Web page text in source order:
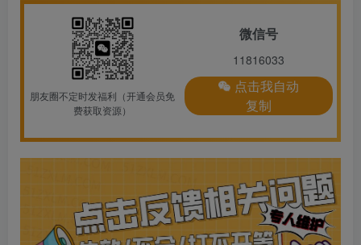
朋友圈不定时发福利（开通会员免
费获取资源）
微信号
11816033
点击我自动
复制